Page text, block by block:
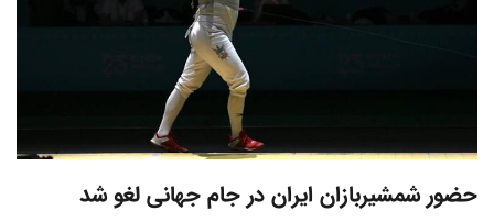
حضور شمشیربازان ایران در جام جهانی لغو شد